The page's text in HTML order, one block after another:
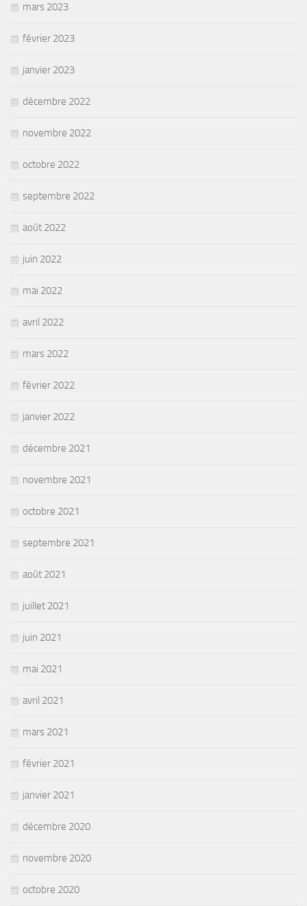
mars 2023
février 2023
janvier 2023
décembre 2022
novembre 2022
octobre 2022
septembre 2022
août 2022
juin 2022
mai 2022
avril 2022
mars 2022
février 2022
janvier 2022
décembre 2021
novembre 2021
octobre 2021
septembre 2021
août 2021
juillet 2021
juin 2021
mai 2021
avril 2021
mars 2021
février 2021
janvier 2021
décembre 2020
novembre 2020
octobre 2020